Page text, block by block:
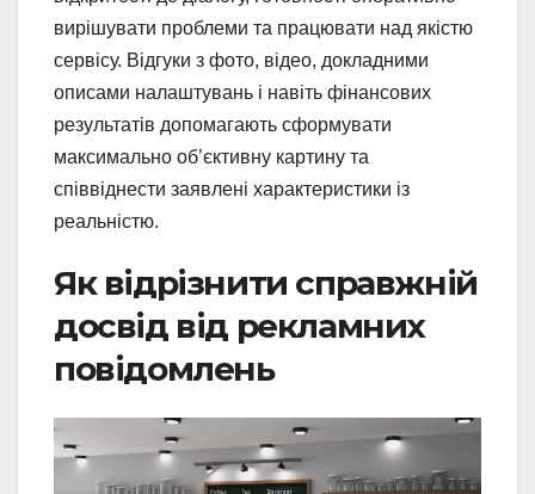
вирішувати проблеми та працювати над якістю
сервісу. Відгуки з фото, відео, докладними
описами налаштувань і навіть фінансових
результатів допомагають сформувати
максимально об’єктивну картину та
співвіднести заявлені характеристики із
реальністю.
Як відрізнити справжній
досвід від рекламних
повідомлень